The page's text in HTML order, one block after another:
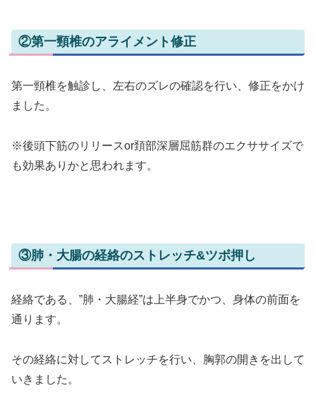
②第一頸椎のアライメント修正
第一頸椎を触診し、左右のズレの確認を行い、修正をかけ
ました。
※後頭下筋のリリースor頚部深層屈筋群のエクササイズで
も効果ありかと思われます。
③肺・大腸の経絡のストレッチ&ツボ押し
経絡である、”肺・大腸経”は上半身でかつ、身体の前面を
通ります。
その経絡に対してストレッチを行い、胸郭の開きを出して
いきました。